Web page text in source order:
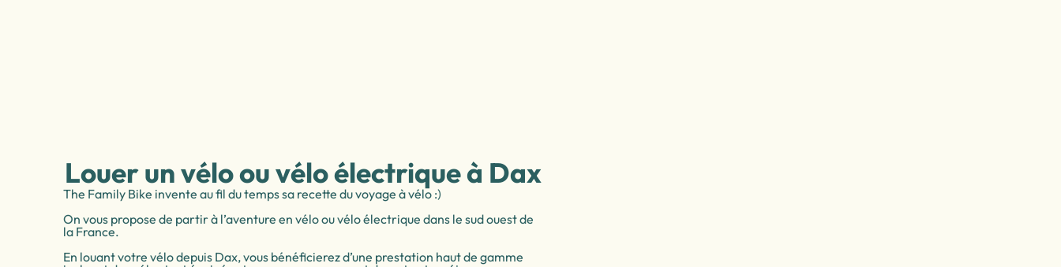
Louer un vélo ou vélo électrique à Dax
The Family Bike invente au fil du temps sa recette du voyage à vélo :)
On vous propose de partir à l’aventure en vélo ou vélo électrique dans le sud ouest de
la France.
En louant votre vélo depuis Dax, vous bénéficierez d’une prestation haut de gamme